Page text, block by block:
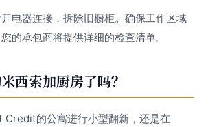
电器连接，拆除旧橱柜。确保工作区域
的承包商将提供详细的检查清单。
西索加厨房了吗？
Credit的公寓进行小型翻新，还是在